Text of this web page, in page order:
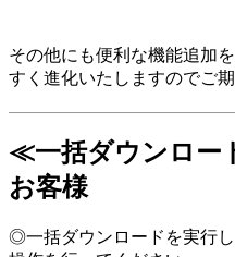
その他にも便利な機能追加
すく進化いたしますのでご期
≪一括ダウンロー
お客様
◎一括ダウンロードを実行